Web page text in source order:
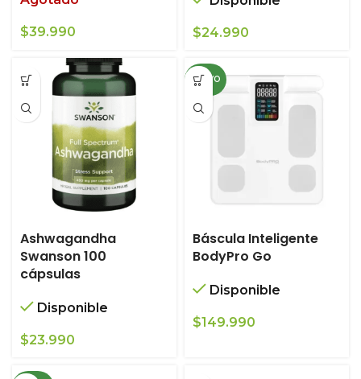
$39.990 $24.990
Ashwagandha
Swanson 100
cápsulas
Disponible
$23.990
NUEVO
Báscula Inteligente
BodyPro Go
Disponible
$149.990